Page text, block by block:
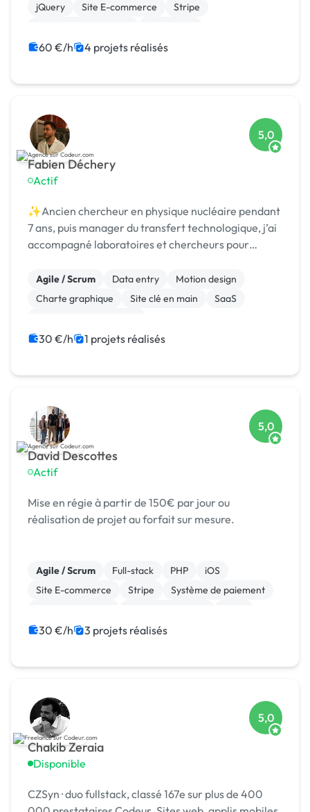
jQuery
Site E-commerce
Stripe
Gestion site web
60 €/h 4 projets réalisés
Fabien Déchery
Actif
5,0
✨Ancien chercheur en physique nucléaire pendant
7 ans, puis manager du transfert technologique, j’ai
accompagné laboratoires et chercheurs pour
puis st
Agile / Scrum Data entry
Motion design
Charte graphique
Site clé en main
SaaS
Migration ou refonte de site
30 €/h 1 projets réalisés
David Descottes
Actif
5,0
Mise en régie à partir de 150€ par jour ou
réalisation de projet au forfait sur mesure.
Agile / Scrum Full-stack PHP
iOS
Site E-commerce
Stripe
Système de paiement
30 €/h 3 projets réalisés
Chakib Zeraia
Disponible
5,0
CZSyn · duo fullstack, classé 167e sur plus de 400